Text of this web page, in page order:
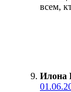
всем,
Илона